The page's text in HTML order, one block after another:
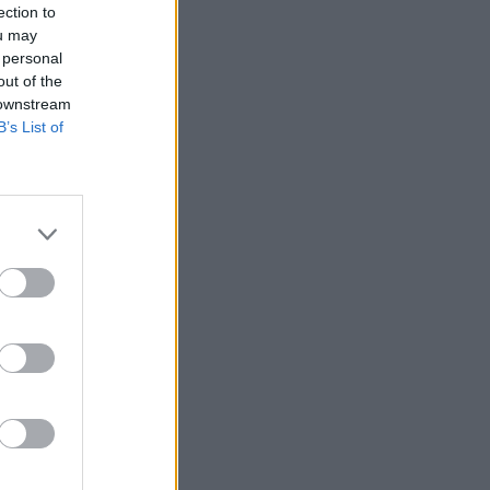
to
may
of the
List of